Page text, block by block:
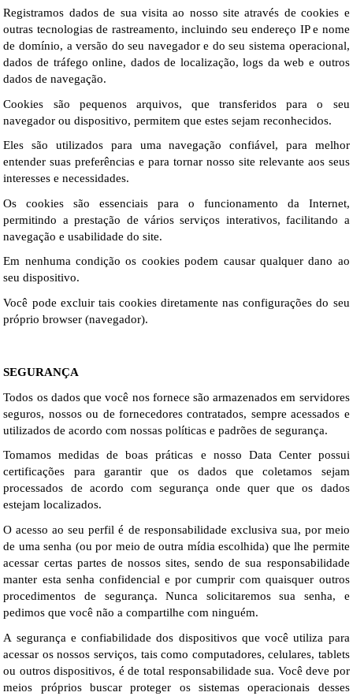
Registramos dados de sua visita ao nosso site através de cookies e
outras tecnologias de rastreamento, incluindo seu endereço IP e nome
de domínio, a versão do seu navegador e do seu sistema operacional,
dados de tráfego online, dados de localização, logs da web e outros
dados de navegação.
Cookies são pequenos arquivos, que transferidos para o seu
navegador ou dispositivo, permitem que estes sejam reconhecidos.
Eles são utilizados para uma navegação confiável, para melhor
entender suas preferências e para tornar nosso site relevante aos seus
interesses e necessidades.
Os cookies são essenciais para o funcionamento da Internet,
permitindo a prestação de vários serviços interativos, facilitando a
navegação e usabilidade do site.
Em nenhuma condição os cookies podem causar qualquer dano ao
seu dispositivo.
Você pode excluir tais cookies diretamente nas configurações do seu
próprio browser (navegador).
SEGURANÇA
Todos os dados que você nos fornece são armazenados em servidores
seguros, nossos ou de fornecedores contratados, sempre acessados e
utilizados de acordo com nossas políticas e padrões de segurança.
Tomamos medidas de boas práticas e nosso Data Center possui
certificações para garantir que os dados que coletamos sejam
processados de acordo com segurança onde quer que os dados
estejam localizados.
O acesso ao seu perfil é de responsabilidade exclusiva sua, por meio
de uma senha (ou por meio de outra mídia escolhida) que lhe permite
acessar certas partes de nossos sites, sendo de sua responsabilidade
manter esta senha confidencial e por cumprir com quaisquer outros
procedimentos de segurança. Nunca solicitaremos sua senha, e
pedimos que você não a compartilhe com ninguém.
A segurança e confiabilidade dos dispositivos que você utiliza para
acessar os nossos serviços, tais como computadores, celulares, tablets
ou outros dispositivos, é de total responsabilidade sua. Você deve por
meios próprios buscar proteger os sistemas operacionais desses